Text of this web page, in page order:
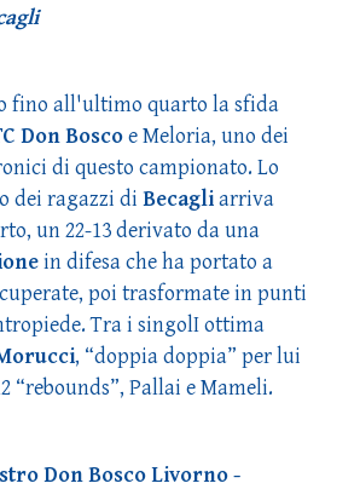
fino all'ultimo quarto la sfida
Don Boscoe Meloria, uno dei
di questo campionato. Lo
dei ragazzi di Becagliarriva
un 22-13 derivato da una
in difesa che ha portato a
poi trasformate in punti
Tra i singolI ottima
, “doppia doppia” per lui
“rebounds”, Pallai e Mameli.
Don Bosco Livorno -